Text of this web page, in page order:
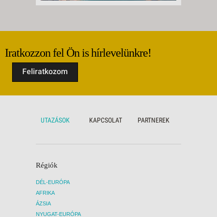
Iratkozzon fel Ön is hírlevelünkre!
Feliratkozom
UTAZÁSOK KAPCSOLAT PARTNEREK
Régiók
DÉL-EURÓPA
AFRIKA
ÁZSIA
NYUGAT-EURÓPA